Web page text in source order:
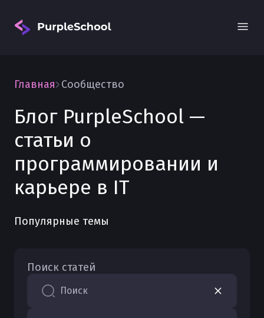
Вход
Главная Сообщество
Блог PurpleSchool —
статьи о
программировании и
карьере в IT
Популярные темы
Поиск статей
Поиск